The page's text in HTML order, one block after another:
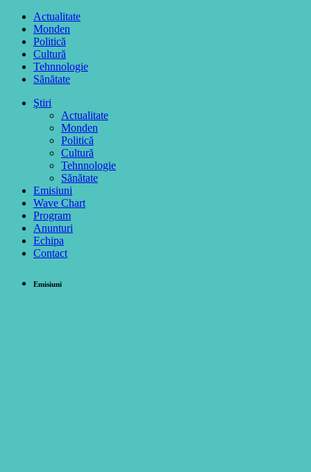
Actualitate
Monden
Politică
Cultură
Tehnnologie
Sănătate
Ştiri
Actualitate
Monden
Politică
Cultură
Tehnnologie
Sănătate
Emisiuni
Wave Chart
Program
Anunturi
Echipa
Contact
Emisiuni